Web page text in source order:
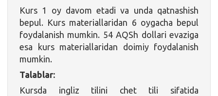
Kurs 1 oy davom etadi va unda qatnashish
bepul. Kurs materiallaridan 6 oygacha bepul
foydalanish mumkin. 54 AQSh dollari evaziga
esa kurs materiallaridan doimiy foydalanish
mumkin.
Talablar:
Kursda ingliz tilini chet tili sifatida